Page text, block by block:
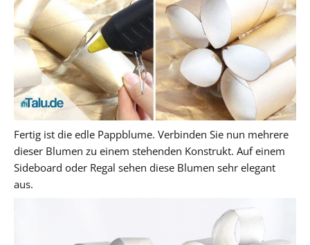
Fertig ist die edle Pappblume. Verbinden Sie nun mehrere
dieser Blumen zu einem stehenden Konstrukt. Auf einem
Sideboard oder Regal sehen diese Blumen sehr elegant
aus.